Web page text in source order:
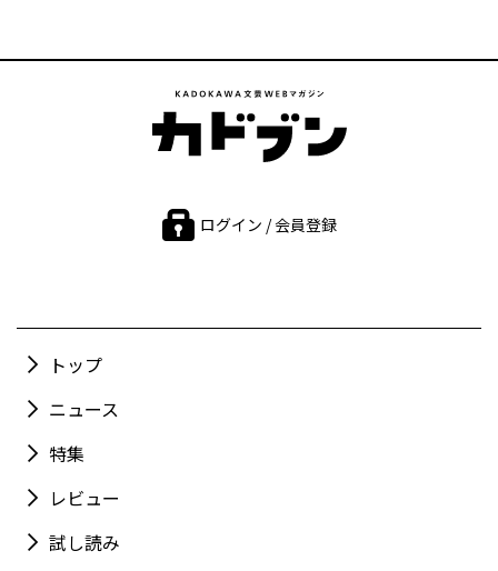
ログイン / 会員登録
トップ
ニュース
特集
レビュー
試し読み